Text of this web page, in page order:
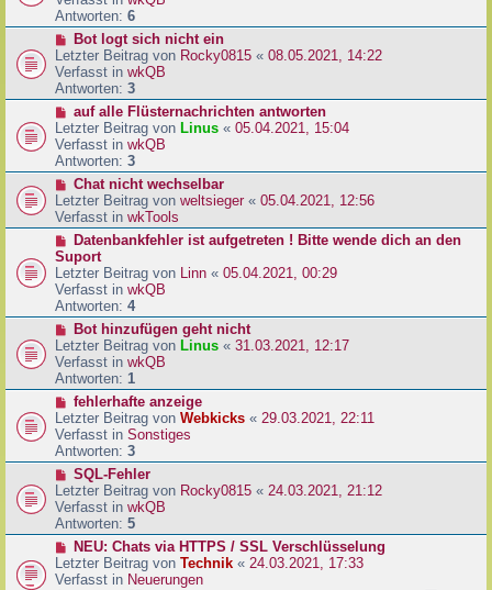
t
a
g
e
r
B
e
i
t
a
g
Antworten: 6
N
e
u
e
r
B
e
i
t
a
g
Bot logt sich nicht ein
Letzter Beitrag von Rocky0815 « 08.05.2021, 14:22
Verfasst in wkQB
Antworten: 3
N
e
u
e
r
B
e
i
r
a
g
auf alle Flüsternachrichten antworten
Letzter Beitrag von Linus « 05.04.2021, 15:04
Verfasst in wkQB
Antworten: 3
N
e
u
e
B
e
i
t
a
g
Chat nicht wechselbar
Letzter Beitrag von weltsieger « 05.04.2021, 12:56
Verfasst in wkTools
N
e
u
e
r
B
e
i
t
r
a
g
Datenbankfehler ist aufgetreten ! Bitte wende dich an den
Suport
Letzter Beitrag von Linn « 05.04.2021, 00:29
Verfasst in wkQB
Antworten: 4
N
e
u
e
r
B
e
i
t
a
g
Bot hinzufügen geht nicht
Letzter Beitrag von Linus « 31.03.2021, 12:17
Verfasst in wkQB
Antworten: 1
N
e
u
e
r
B
e
i
t
a
g
fehlerhafte anzeige
Letzter Beitrag von Webkicks « 29.03.2021, 22:11
Verfasst in Sonstiges
Antworten: 3
N
e
u
e
r
B
e
SQL-Fehler
Letzter Beitrag von Rocky0815 « 24.03.2021, 21:12
Verfasst in wkQB
Antworten: 5
N
e
u
NEU: Chats via HTTPS / SSL Verschlüsselung
Letzter Beitrag von Technik « 24.03.2021, 17:33
Verfasst in Neuerungen